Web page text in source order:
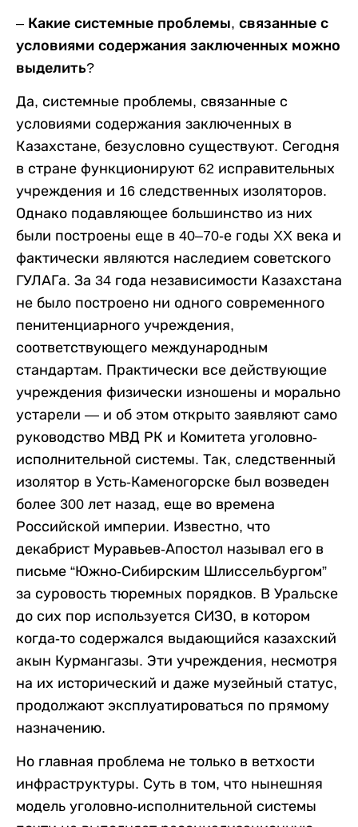
– Какие системные проблемы, связанные с
условиями содержания заключенных можно
выделить?
Да, системные проблемы, связанные с
условиями содержания заключенных в
Казахстане, безусловно существуют. Сегодня
в стране функционируют 62 исправительных
учреждения и 16 следственных изоляторов.
Однако подавляющее большинство из них
были построены еще в 40–70-е годы XX века и
фактически являются наследием советского
ГУЛАГа. За 34 года независимости Казахстана
не было построено ни одного современного
пенитенциарного учреждения,
соответствующего международным
стандартам. Практически все действующие
учреждения физически изношены и морально
устарели — и об этом открыто заявляют само
руководство МВД РК и Комитета уголовно-
исполнительной системы. Так, следственный
изолятор в Усть-Каменогорске был возведен
более 300 лет назад, еще во времена
Российской империи. Известно, что
декабрист Муравьев-Апостол называл его в
письме “Южно-Сибирским Шлиссельбургом”
за суровость тюремных порядков. В Уральске
до сих пор используется СИЗО, в котором
когда-то содержался выдающийся казахский
акын Курмангазы. Эти учреждения, несмотря
на их исторический и даже музейный статус,
продолжают эксплуатироваться по прямому
назначению.
Но главная проблема не только в ветхости
инфраструктуры. Суть в том, что нынешняя
модель уголовно-исполнительной системы